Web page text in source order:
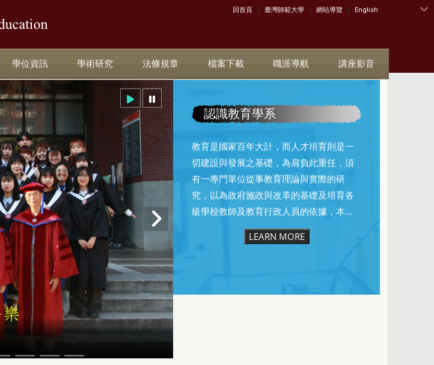
:::
回首頁 | 臺灣師範大學 | 網站導覽 | English
學位資訊 學術研究 法條規章 檔案下載 職涯導航 講座影音
認識教育學系
教育是國家百年大計，而人才培育則是一
切建設與發展之基礎，為肩負此重任，須
有一專門單位從事教育理論與實際的研
究，以為政府施政與改革的基礎及培育各
級學校教師及教育行政人員的依據，本...
LEARN MORE